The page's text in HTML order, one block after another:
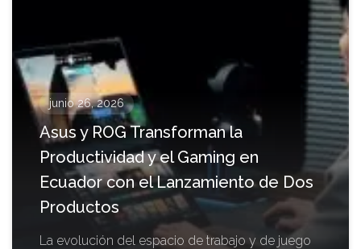
junio 26, 2026
Asus y ROG Transforman la
Productividad y el Gaming en
Ecuador con el Lanzamiento de Dos
Productos
La evolución del espacio de trabajo y de juego